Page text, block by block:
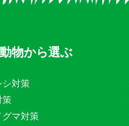
物から選ぶ
シ対策
策
グマ対策